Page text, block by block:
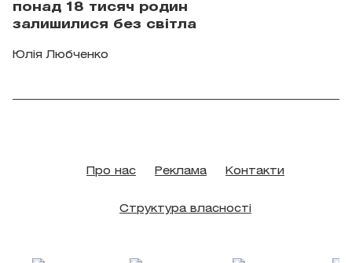
понад 18 тисяч родин
залишилися без світла
Юлія Любченко
Про нас Реклама Контакти
Структура власності